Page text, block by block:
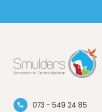
073 - 549 24 85